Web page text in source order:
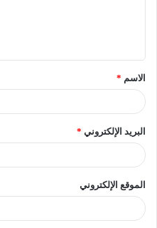
الاسم *
البريد الإلكتروني *
الموقع الإلكتروني